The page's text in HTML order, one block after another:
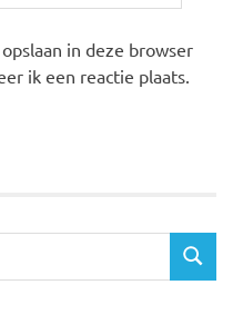
in deze browser
ik een reactie plaats.
Z